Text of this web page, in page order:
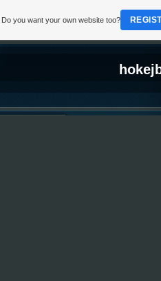
. Do you want your own website too?